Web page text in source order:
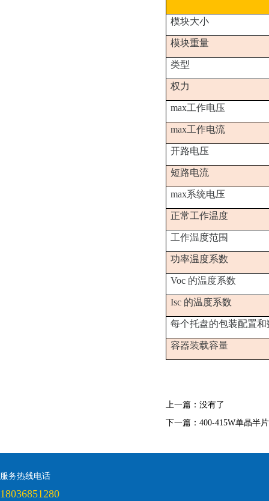
模块大小
模块重量
类型
权力
max工作电压
max工作电流
开路电压
短路电流
max系统电压
正常工作温度
工作温度范围
功率温度系数
Voc 的温度系数
Isc 的温度系数
每个托盘的包装配置和
容器装载容量
上一篇： 没有了
下一篇： 400-415W单晶半
服务热线电话
18036851280